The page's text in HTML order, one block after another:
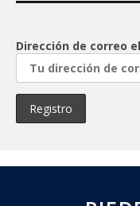
Dirección de correo